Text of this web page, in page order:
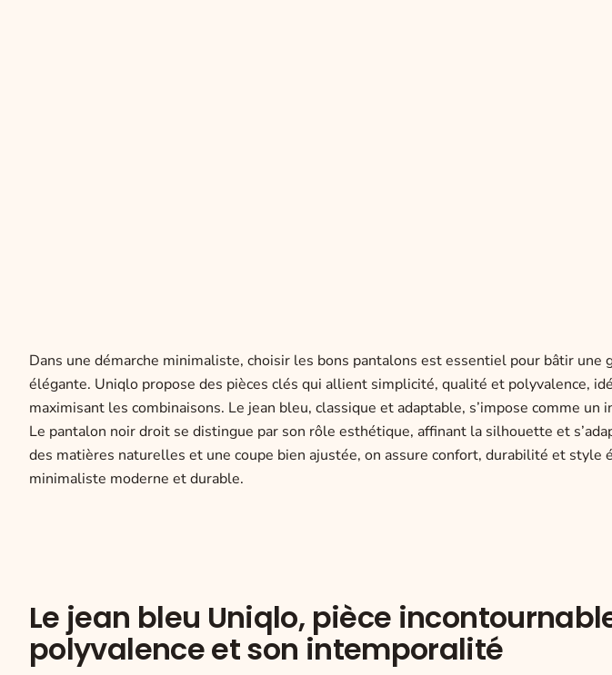
Dans une démarche minimaliste, choisir les bons pantalons est essentiel pour bâtir
élégante. Uniqlo propose des pièces clés qui allient simplicité, qualité et polyvalence,
maximisant les combinaisons. Le jean bleu, classique et adaptable, s’impose comme
Le pantalon noir droit se distingue par son rôle esthétique, affinant la silhouette et
des matières naturelles et une coupe bien ajustée, on assure confort, durabilité et style
minimaliste moderne et durable.
Le jean bleu Uniqlo, pièce
polyvalence et son intemporalité